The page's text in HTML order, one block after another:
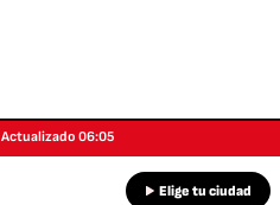
Actualizado 06:05
Elige tu ciudad